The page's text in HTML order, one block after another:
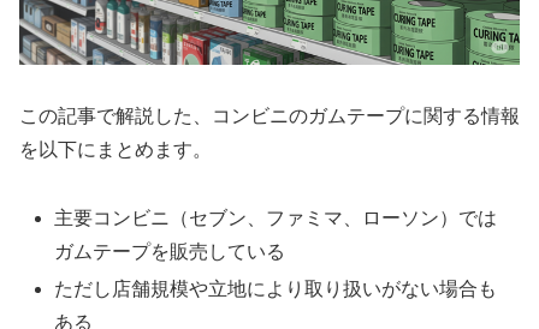
この記事で解説した、コンビニのガムテープに関する情報
を以下にまとめます。
主要コンビニ（セブン、ファミマ、ローソン）では
ガムテープを販売している
ただし店舗規模や立地により取り扱いがない場合も
ある